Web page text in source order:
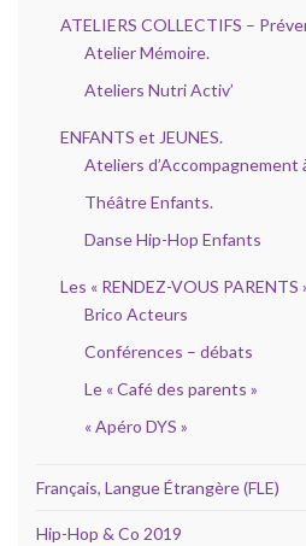
ATELIERS COLLECTIFS –
Atelier Mémoire.
Ateliers Nutri Activ’
ENFANTS et JEUNES.
Ateliers d’Accompagnement
Théâtre Enfants.
Danse Hip-Hop Enfants
Les « RENDEZ-VOUS PARENTS
Brico Acteurs
Conférences – débats
Le « Café des parents »
« Apéro DYS »
Français, Langue Étrangère (FLE)
Hip-Hop & Co 2019